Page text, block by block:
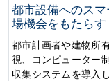
都市設備へのス
場機会をもたらす
都市計画者や建物所
視、コンピューター
収集システムを導入